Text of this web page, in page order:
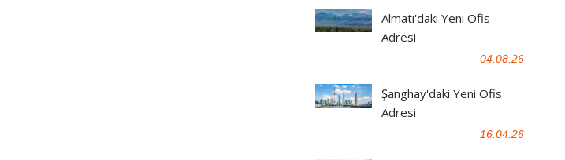
Almatı'daki Yeni Ofis
Adresi
04.08.26
Şanghay'daki Yeni Ofis
Adresi
16.04.26